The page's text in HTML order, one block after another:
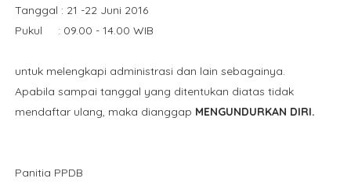
Tanggal : 21 -22 Juni 2016
Pukul : 09.00 - 14.00 WIB
untuk melengkapi administrasi dan lain sebagainya.
Apabila sampai tanggal yang ditentukan diatas tidak
mendaftar ulang, maka dianggap MENGUNDURKAN DIRI.
Panitia PPDB